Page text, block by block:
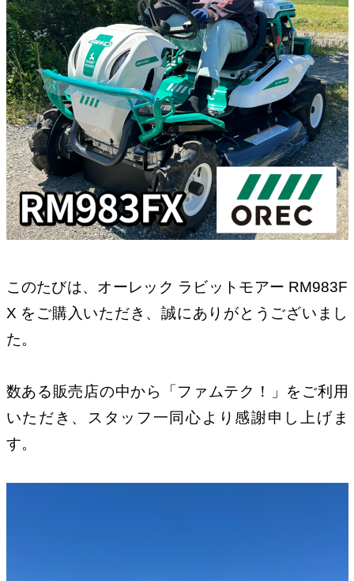
このたびは、オーレック ラビットモアー RM983F
X をご購入いただき、誠にありがとうございまし
た。
数ある販売店の中から「ファムテク！」をご利用
いただき、スタッフ一同心より感謝申し上げま
す。